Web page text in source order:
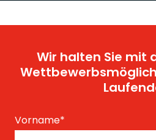
Wir halten Sie mit
Vorname*